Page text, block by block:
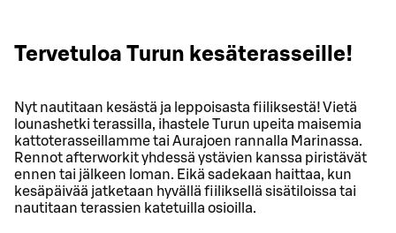
Tervetuloa Turun kesäterasseille!
Nyt nautitaan kesästä ja leppoisasta fiiliksestä! Vietä
lounashetki terassilla, ihastele Turun upeita maisemia
kattoterasseillamme tai Aurajoen rannalla Marinassa.
Rennot afterworkit yhdessä ystävien kanssa piristävät
ennen tai jälkeen loman. Eikä sadekaan haittaa, kun
kesäpäivää jatketaan hyvällä fiiliksellä sisätiloissa tai
nautitaan terassien katetuilla osioilla.